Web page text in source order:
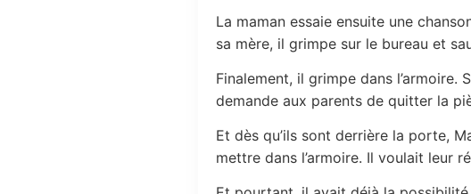
La maman essaie ensuite une
sa mère, il grimpe sur le bureau et
Finalement, il grimpe dans l’armoire.
demande aux parents de quitter la
Et dès qu’ils sont derrière la porte,
mettre dans l’armoire. Il voulait leur